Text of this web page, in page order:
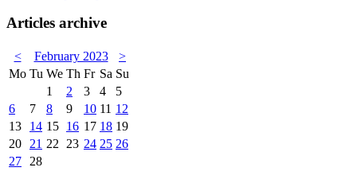
Articles archive
< February 2023
>
Mo Tu We Th Fr Sa Su
1
2 3 4
5
6
7 8 9 10 11 12
13
14 15 16 17 18 19
20
21 22 23 24 25 26
27
28